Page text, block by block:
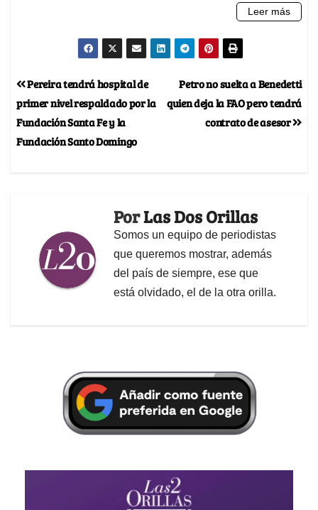
Petro no suelta a Benedetti
quien deja la FAO pero tendrá
contrato de asesor
Pereira tendrá hospital de
primer nivel respaldado por la
Fundación Santa Fe y la
Fundación Santo Domingo
PorLas Dos Orillas
Somos un equipo de periodistas
que queremos mostrar, además
del país de siempre, ese que
está olvidado, el de la otra orilla.